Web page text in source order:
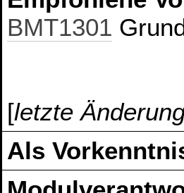
BMT1301
[letzte
Als